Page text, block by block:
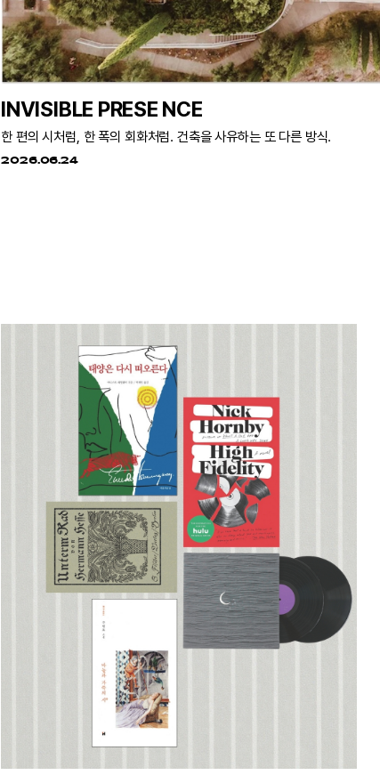
INVISIBLE PRESE NCE
한 편의 시처럼, 한 폭의 회화처럼. 건축을 사유하는 또 다른 방식.
2026.06.24